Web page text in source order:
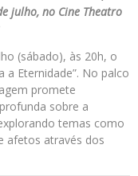
julho, no Cine Theatro
(sábado), às 20h, o
a Eternidade”. No palco
promete
sobre a
temas como
afetos através dos